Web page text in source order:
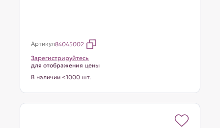
Артикул84045002
Зарегистрируйтесь
для отображения цены
В наличии <1000 шт.